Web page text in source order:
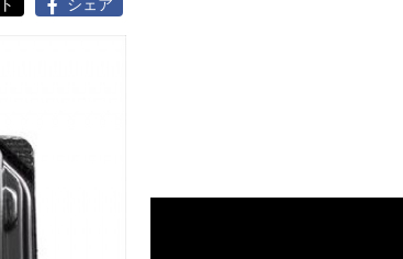
シェア